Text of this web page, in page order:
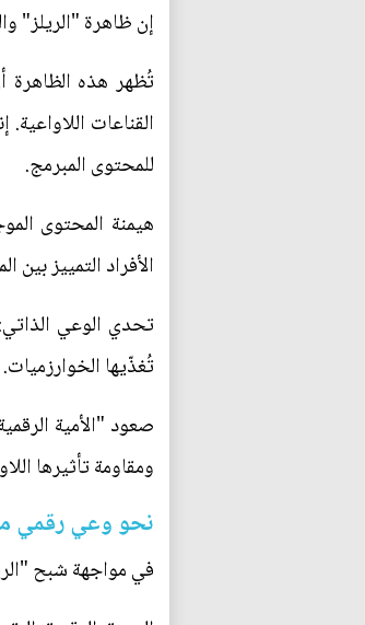
إن ظاهرة "الريلز"
تُظهر هذه الظاهرة
القناعات
للمحتوى المبرمج.
هيمنة المحتوى
الأفراد التمييز
تحدي الوعي
تُغذّيها الخوارزميات.
صعود "الأمية
ومقاومة تأثيرها
نحو وعي رقمي
في مواجهة شبح